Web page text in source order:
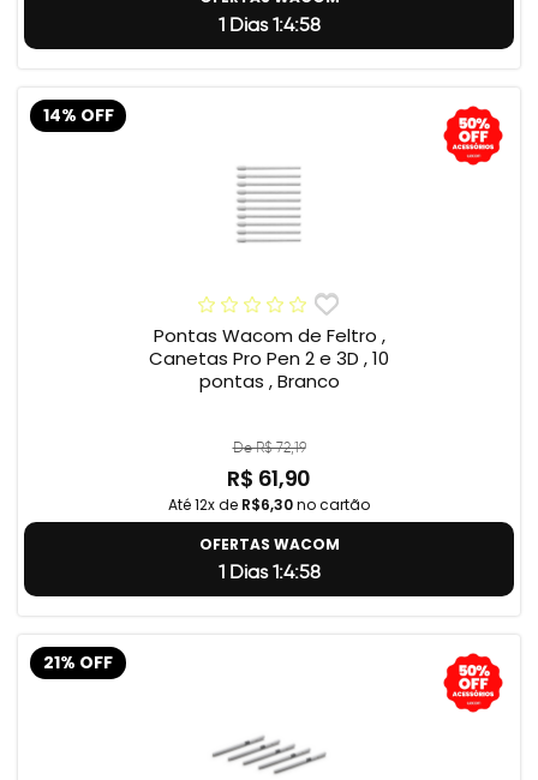
1 Dias 1:4:57
14% OFF
Pontas Wacom de Feltro ,
Canetas Pro Pen 2 e 3D , 10
pontas , Branco
De R$ 72,19
R$ 61,90
Até 12x de R$6,30no cartão
OFERTAS WACOM
1 Dias 1:4:57
21% OFF